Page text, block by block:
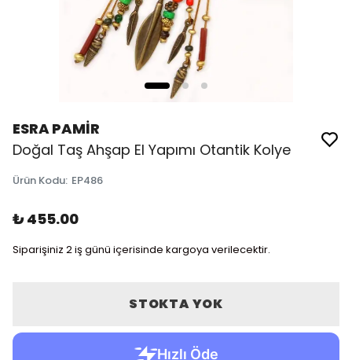
ESRA PAMİR
Doğal Taş Ahşap El Yapımı Otantik Kolye
Ürün Kodu: EP486
₺ 455.00
Siparişiniz 2 iş günü içerisinde kargoya verilecektir.
STOKTA YOK